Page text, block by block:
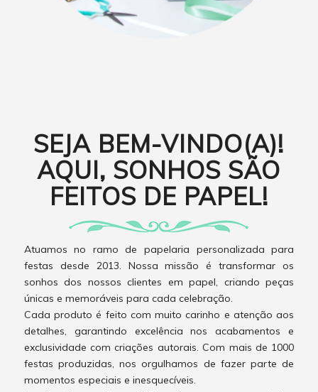
SEJA BEM-VINDO(A)!
AQUI, SONHOS SÃO
FEITOS DE PAPEL!
Atuamos no ramo de papelaria personalizada para
festas desde 2013. Nossa missão é transformar os
sonhos dos nossos clientes em papel, criando peças
únicas e memoráveis para cada celebração.
Cada produto é feito com muito carinho e atenção aos
detalhes, garantindo excelência nos acabamentos e
exclusividade com criações autorais. Com mais de 1000
festas produzidas, nos orgulhamos de fazer parte de
momentos especiais e inesquecíveis.